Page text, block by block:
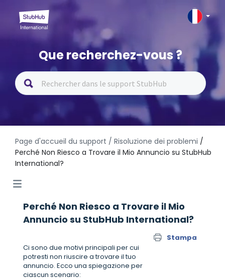
Que recherchez-vous ?
Page d'accueil du support / Risoluzione dei problemi /
Perché Non Riesco a Trovare il Mio Annuncio su StubHub
International?
Perché Non Riesco a Trovare il Mio
Annuncio su StubHub International?
Stampa
Ci sono due motivi principali per cui
potresti non riuscire a trovare il tuo
annuncio. Ecco una spiegazione per
ciascun scenario: